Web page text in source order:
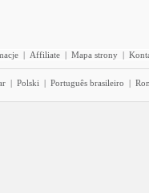
| Affiliate | Mapa strony |
| Polski | Português brasileiro |